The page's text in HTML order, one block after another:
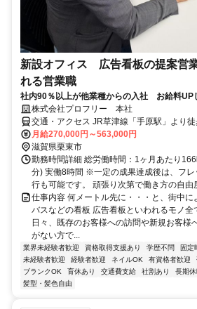
新設オフィス 広告看板の提案営
れる営業職
社内90％以上が他業種からの入社 お給料UP
株式会社プロフリー 本社
交通・アクセス JR草津線「手原駅」より
月給270,000円～563,000円
滋賀県栗東市
勤務時間詳細 総労働時間：1ヶ月あたり
分) 実働8時間 ※一定の成果達成後は、フ
行も可能です。 頑張り次第で働き方の自由
仕事内容 何メートル先に・・・と、街中
バスなどの看板 広告看板といわれるモノ全
日々、既存のお客様への訪問や新規お客様
がない方で...
業界未経験者歓迎 資格取得支援あり 学歴不問 固定
未経験者歓迎
経験者歓迎 ネイルOK 有資格者歓迎
ブランクOK
育休あり 交通費支給 社割あり 長期休
髪型・髪色自由